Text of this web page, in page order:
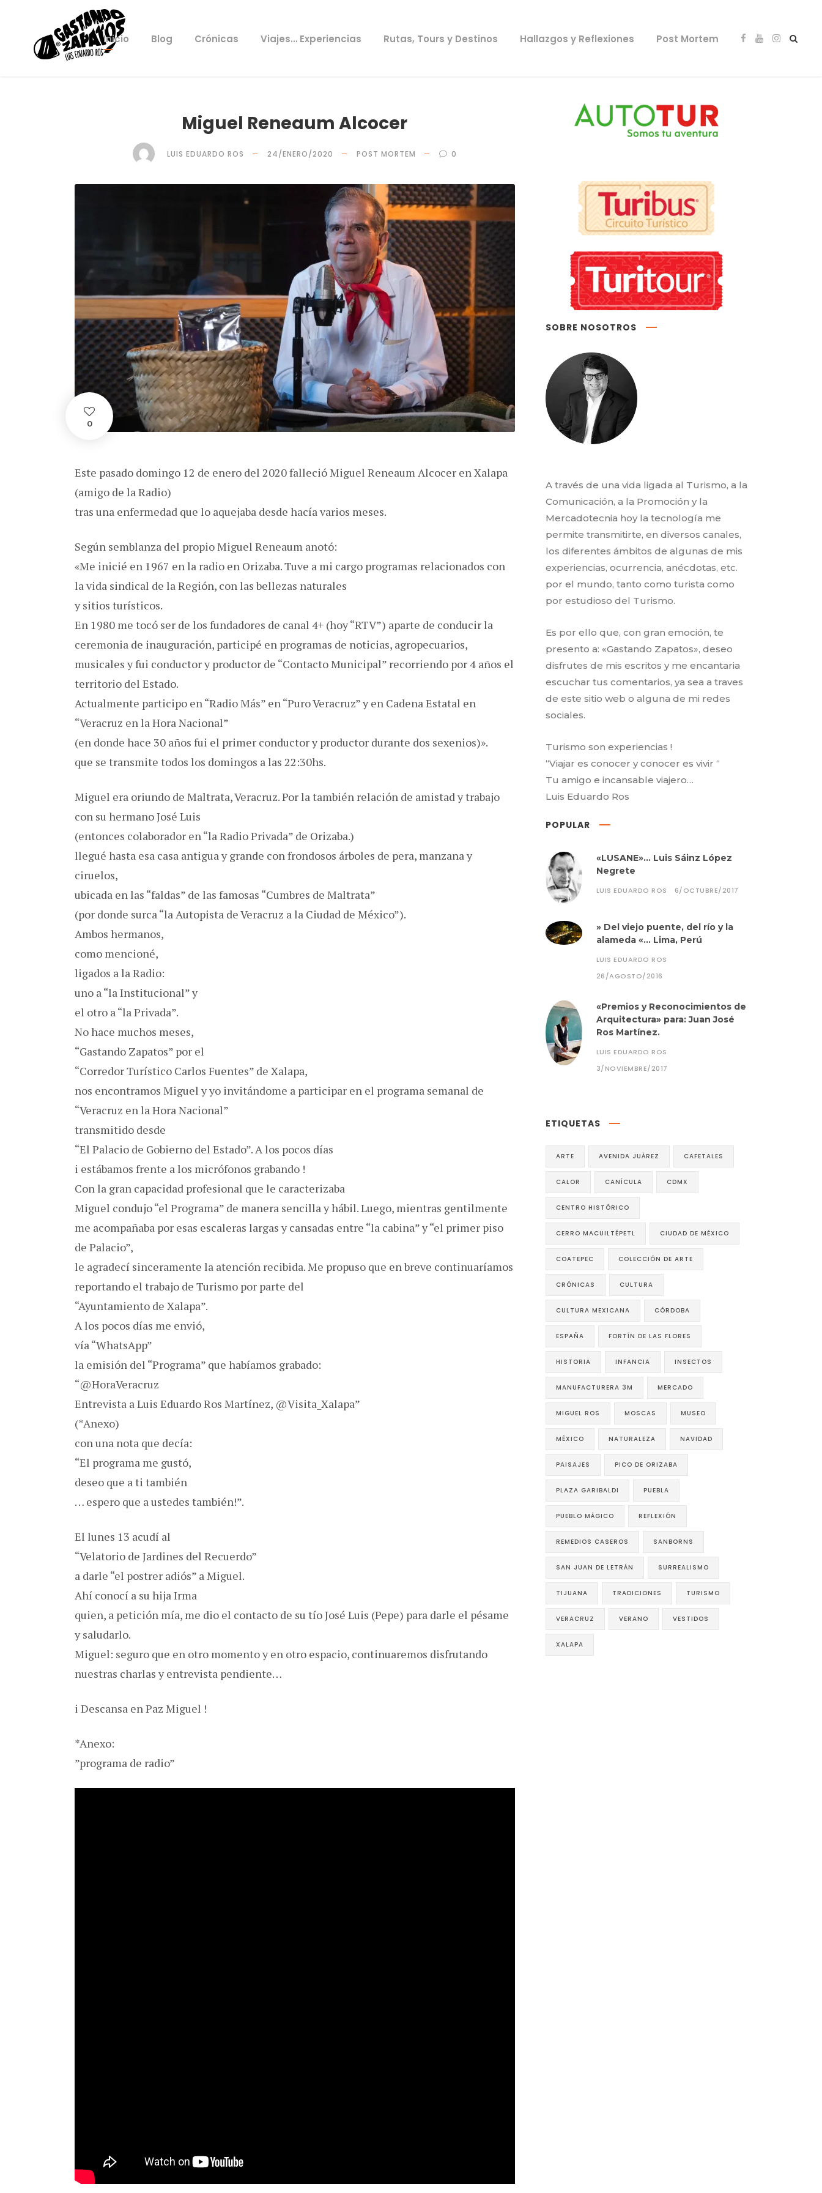
Inicio Blog Crónicas Viajes… Experiencias Rutas, Tours y Destinos Hallazgos y Reflexiones Post Mortem
Miguel Reneaum Alcocer
LUIS EDUARDO ROS 24/ENERO/2020 POST MORTEM 0
0
Este pasado domingo 12 de enero del 2020 falleció Miguel Reneaum Alcocer en Xalapa
(amigo de la Radio)
tras una enfermedad que lo aquejaba desde hacía varios meses.
Según semblanza del propio Miguel Reneaum anotó:
«Me inicié en 1967 en la radio en Orizaba. Tuve a mi cargo programas relacionados con
la vida sindical de la Región, con las bellezas naturales
y sitios turísticos.
En 1980 me tocó ser de los fundadores de canal 4+ (hoy “RTV”) aparte de conducir la
ceremonia de inauguración, participé en programas de noticias, agropecuarios,
musicales y fui conductor y productor de “Contacto Municipal” recorriendo por 4 años el
territorio del Estado.
Actualmente participo en “Radio Más” en “Puro Veracruz” y en Cadena Estatal en
“Veracruz en la Hora Nacional”
(en donde hace 30 años fui el primer conductor y productor durante dos sexenios)».
que se transmite todos los domingos a las 22:30hs.
Miguel era oriundo de Maltrata, Veracruz. Por la también relación de amistad y trabajo
con su hermano José Luis
(entonces colaborador en “la Radio Privada” de Orizaba.)
llegué hasta esa casa antigua y grande con frondosos árboles de pera, manzana y
ciruelos,
ubicada en las “faldas” de las famosas “Cumbres de Maltrata”
(por donde surca “la Autopista de Veracruz a la Ciudad de México”).
Ambos hermanos,
como mencioné,
ligados a la Radio:
uno a “la Institucional” y
el otro a “la Privada”.
No hace muchos meses,
“Gastando Zapatos” por el
“Corredor Turístico Carlos Fuentes” de Xalapa,
nos encontramos Miguel y yo invitándome a participar en el programa semanal de
“Veracruz en la Hora Nacional”
transmitido desde
“El Palacio de Gobierno del Estado”. A los pocos días
i estábamos frente a los micrófonos grabando !
Con la gran capacidad profesional que le caracterizaba
Miguel condujo “el Programa” de manera sencilla y hábil. Luego, mientras gentilmente
me acompañaba por esas escaleras largas y cansadas entre “la cabina” y “el primer piso
de Palacio”,
le agradecí sinceramente la atención recibida. Me propuso que en breve continuaríamos
reportando el trabajo de Turismo por parte del
“Ayuntamiento de Xalapa”.
A los pocos días me envió,
vía “WhatsApp”
la emisión del “Programa” que habíamos grabado:
“@HoraVeracruz
Entrevista a Luis Eduardo Ros Martínez, @Visita_Xalapa”
(*Anexo)
con una nota que decía:
“El programa me gustó,
deseo que a ti también
… espero que a ustedes también!”.
El lunes 13 acudí al
“Velatorio de Jardines del Recuerdo”
a darle “el postrer adiós” a Miguel.
Ahí conocí a su hija Irma
quien, a petición mía, me dio el contacto de su tío José Luis (Pepe) para darle el pésame
y saludarlo.
Miguel: seguro que en otro momento y en otro espacio, continuaremos disfrutando
nuestras charlas y entrevista pendiente…
i Descansa en Paz Miguel !
*Anexo:
”programa de radio”
SOBRE NOSOTROS
A través de una vida ligada al Turismo, a la
Comunicación, a la Promoción y la
Mercadotecnia hoy la tecnología me
permite transmitirte, en diversos canales,
los diferentes ámbitos de algunas de mis
experiencias, ocurrencia, anécdotas, etc.
por el mundo, tanto como turista como
por estudioso del Turismo.
Es por ello que, con gran emoción, te
presento a: «Gastando Zapatos», deseo
disfrutes de mis escritos y me encantaria
escuchar tus comentarios, ya sea a traves
de este sitio web o alguna de mi redes
sociales.
Turismo son experiencias !
“Viajar es conocer y conocer es vivir “
Tu amigo e incansable viajero…
Luis Eduardo Ros
POPULAR
«LUSANE»… Luis Sáinz López
Negrete
LUIS EDUARDO ROS 6/OCTUBRE/2017
» Del viejo puente, del río y la
alameda «… Lima, Perú
LUIS EDUARDO ROS
26/AGOSTO/2016
«Premios y Reconocimientos de
Arquitectura» para: Juan José
Ros Martínez.
LUIS EDUARDO ROS
3/NOVIEMBRE/2017
ETIQUETAS
ARTE AVENIDA JUÁREZ CAFETALES
CALOR CANÍCULA CDMX
CENTRO HISTÓRICO
CERRO MACUILTÉPETL CIUDAD DE MÉXICO
COATEPEC COLECCIÓN DE ARTE
CRÓNICAS CULTURA
CULTURA MEXICANA CÓRDOBA
ESPAÑA FORTÍN DE LAS FLORES
HISTORIA INFANCIA INSECTOS
MANUFACTURERA 3M MERCADO
MIGUEL ROS MOSCAS MUSEO
MÉXICO NATURALEZA NAVIDAD
PAISAJES PICO DE ORIZABA
PLAZA GARIBALDI PUEBLA
PUEBLO MÁGICO REFLEXIÓN
REMEDIOS CASEROS SANBORNS
SAN JUAN DE LETRÁN SURREALISMO
TIJUANA TRADICIONES TURISMO
VERACRUZ VERANO VESTIDOS
XALAPA